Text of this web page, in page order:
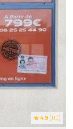
4.9 (110)